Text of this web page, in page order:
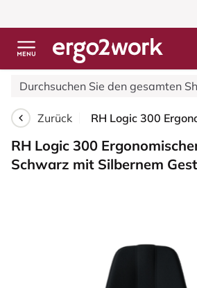
Zurück
RH Logic 300
Schwarz mit Silbernem